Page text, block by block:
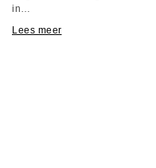
in…
Lees meer